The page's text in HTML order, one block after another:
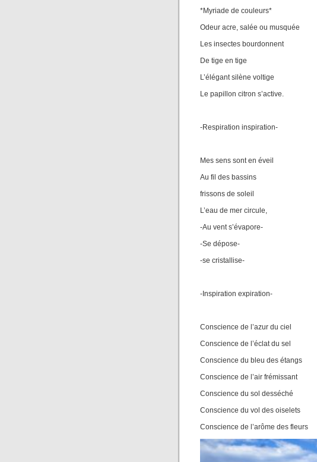
*Myriade de couleurs*
Odeur acre, salée ou musquée
Les insectes bourdonnent
De tige en tige
L’élégant silène voltige
Le papillon citron s’active.
-Respiration inspiration-
Mes sens sont en éveil
Au fil des bassins
frissons de soleil
L’eau de mer circule,
-Au vent s’évapore-
-Se dépose-
-se cristallise-
-Inspiration expiration-
Conscience de l’azur du ciel
Conscience de l’éclat du sel
Conscience du bleu des étangs
Conscience de l’air frémissant
Conscience du sol desséché
Conscience du vol des oiselets
Conscience de l’arôme des fleurs